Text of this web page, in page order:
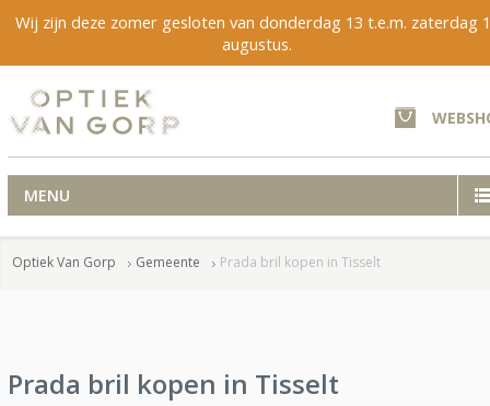
Wij zijn deze zomer gesloten van donderdag 13 t.e.m. zaterdag
augustus.
MENU
Optiek Van Gorp Gemeente Prada bril kopen in Tisselt
Prada bril kopen in Tisselt